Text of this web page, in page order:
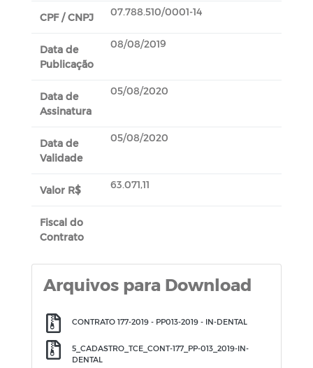
CPF / CNPJ 07.788.510/0001-14
Data de
Publicação
08/08/2019
Data de
Assinatura
05/08/2020
Data de
Validade
05/08/2020
Valor R$ 63.071,11
Fiscal do
Contrato
Arquivos para Download
CONTRATO 177-2019 - PP013-2019 - IN-DENTAL
5_CADASTRO_TCE_CONT-177_PP-013_2019-IN-
DENTAL